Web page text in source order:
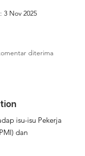
Nov 2025
diterima
isu-isu Pekerja
dan